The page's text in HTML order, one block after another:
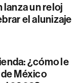
lanza un reloj
el alunizaje
¿cómo le
México